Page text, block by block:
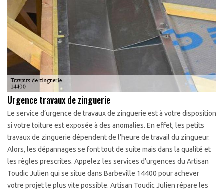
Urgence travaux de zinguerie
Le service d’urgence de travaux de zinguerie est à votre disposition
si votre toiture est exposée à des anomalies. En effet, les petits
travaux de zinguerie dépendent de l’heure de travail du zingueur.
Alors, les dépannages se font tout de suite mais dans la qualité et
les règles prescrites. Appelez les services d’urgences du Artisan
Toudic Julien qui se situe dans Barbeville 14400 pour achever
votre projet le plus vite possible. Artisan Toudic Julien répare les